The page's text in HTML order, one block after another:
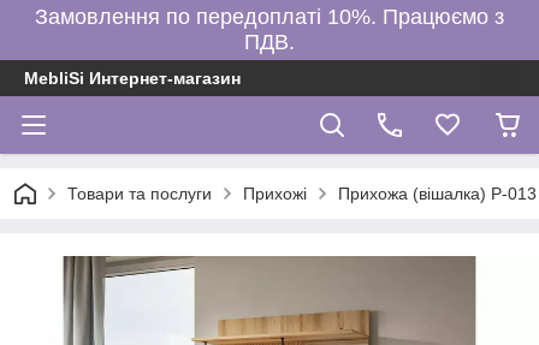
Замовлення по передоплаті 10%. Працюємо з
ПДВ.
MebliSi Интернет-магазин
Товари та послуги Прихожі Прихожа (вішалка) P-